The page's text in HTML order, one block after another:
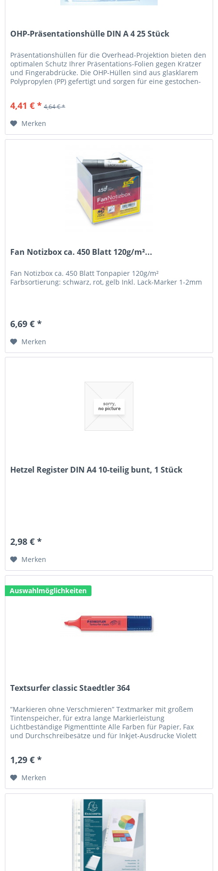
OHP-Präsentationshülle DIN A 4 25 Stück
Präsentationshüllen für die Overhead-Projektion bieten den
optimalen Schutz Ihrer Präsentations-Folien gegen Kratzer
und Fingerabdrücke. Die OHP-Hüllen sind aus glasklarem
Polypropylen (PP) gefertigt und sorgen für eine gestochen-
4,41 € * 4,64 € *
Merken
Fan Notizbox ca. 450 Blatt 120g/m²...
Fan Notizbox ca. 450 Blatt Tonpapier 120g/m²
Farbsortierung: schwarz, rot, gelb Inkl. Lack-Marker 1-2mm
6,69 € *
Merken
Hetzel Register DIN A4 10-teilig bunt, 1 Stück
2,98 € *
Merken
Auswahlmöglichkeiten
Textsurfer classic Staedtler 364
”Markieren ohne Verschmieren” Textmarker mit großem
Tintenspeicher, für extra lange Markierleistung
Lichtbeständige Pigmenttinte Alle Farben für Papier, Fax
und Durchschreibesätze und für Inkjet-Ausdrucke Violett
1,29 € *
Merken